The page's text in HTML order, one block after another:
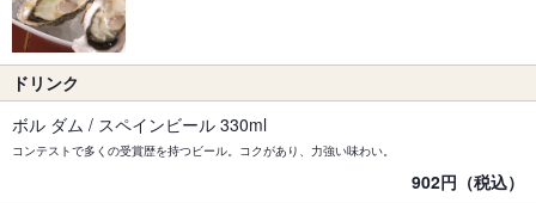
ドリンク
ボル ダム / スペインビール 330ml
コンテストで多くの受賞歴を持つビール。コクがあり、力強い味わい。
902円（税込）